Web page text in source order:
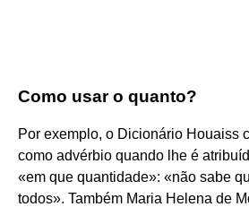
Como usar o quanto?
Por exemplo, o Dicionário Houaiss
como advérbio quando lhe é
«em que quantidade»: «não sabe
todos». Também Maria Helena de